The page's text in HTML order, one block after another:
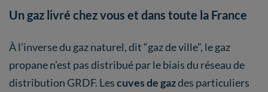
Un gaz livré chez vous et dans toute la France
À l’inverse du gaz naturel, dit “gaz de ville”, le gaz
propane n’est pas distribué par le biais du réseau de
distribution GRDF. Lescuves de gazdes particuliers